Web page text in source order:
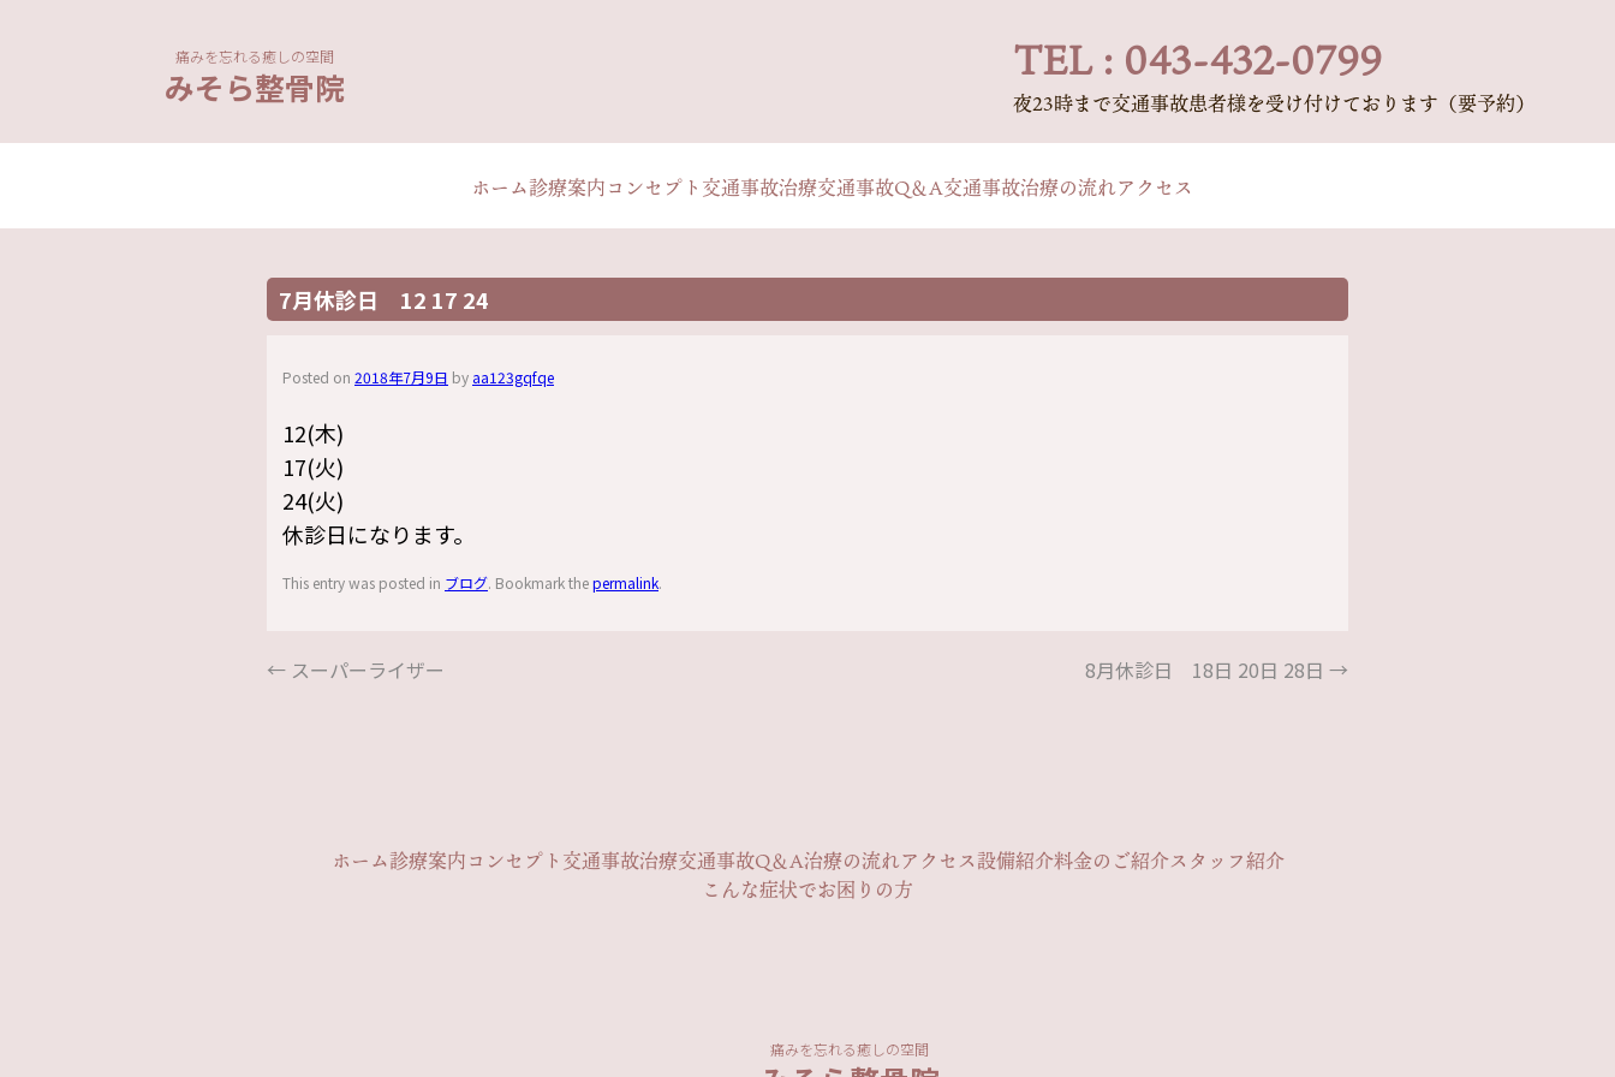
痛みを忘れる癒しの空間
みそら整骨院 TEL : 043-432-0799
夜23時まで交通事故患者様を受け付けております（要予約）
ホーム診療案内コンセプト 交通事故治療交通事故Q＆A交通事故治療の流れアクセス
7月休診日 12 17 24
Posted on 2018年7月9日 by aa123gqfqe
12(木)
17(火)
24(火)
休診日になります。
This entry was posted in ブログ. Bookmark thepermalink.
← スーパーライザー 8月休診日 18日 20日 28日 →
ホーム診療案内コンセプト 交通事故治療交通事故Q＆A治療の流れアクセス設備紹介料金のご紹介スタッフ紹介
こんな症状でお困りの方
痛みを忘れる癒しの空間